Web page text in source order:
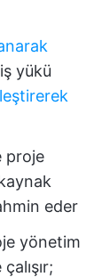
yükü
proje
eder
yönetim